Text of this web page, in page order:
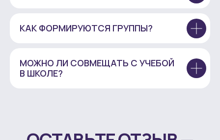
КАК ФОРМИРУЮТСЯ ГРУППЫ?
МОЖНО ЛИ СОВМЕЩАТЬ С УЧЕБОЙ
В ШКОЛЕ?